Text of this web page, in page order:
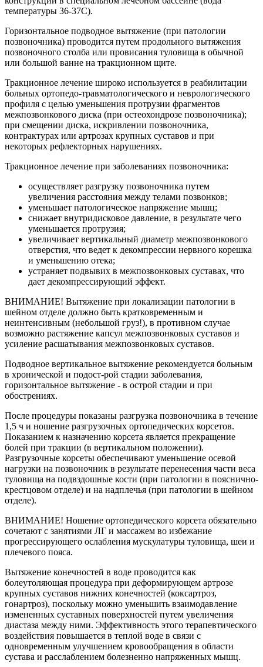
температуры 36-37С).
Горизонтальное подводное вытяжение (при патологии
позвоночника) проводится путем продольного вытяжения
позвоночного столба или провисания туловища в обычной
или большой ванне на тракционном щите.
Тракционное лечение широко используется в реабилитации
больных ортопедо-травматологического и неврологического
профиля с целью уменьшения протрузии фрагментов
межпозвонкового диска (при остеохондрозе позвоночника);
при смещении диска, искривлении позвоночника,
контрактурах или артрозах крупных суставов и при
некоторых рефлекторных нарушениях.
Тракционное лечение при заболеваниях позвоночника:
осуществляет разгрузку позвоночника путем
увеличения расстояния между телами позвонков;
уменьшает патологическое напряжение мышц;
снижает внутридисковое давление, в результате чего
уменьшается протрузия;
увеличивает вертикальный диаметр межпозвонкового
отверстия, что ведет к декомпрессии нервного корешка
и уменьшению отека;
устраняет подвывих в межпозвонковых суставах, что
дает декомпрессирующий эффект.
ВНИМАНИЕ! Вытяжение при локализации патологии в
шейном отделе должно быть кратковременным и
неинтенсивным (небольшой груз!), в противном случае
возможно растяжение капсул межпозвонковых суставов и
усиление расшатывания межпозвонковых суставов.
Подводное вертикальное вытяжение рекомендуется больным
в хронической и подост-рой стадии заболевания,
горизонтальное вытяжение - в острой стадии и при
обострениях.
После процедуры показаны разгрузка позвоночника в течение
1,5 ч и ношение разгрузочных ортопедических корсетов.
Показанием к назначению корсета является прекращение
болей при тракции (в вертикальном положении).
Разгрузочные корсеты обеспечивают уменьшение осевой
нагрузки на позвоночник в результате перенесения части веса
туловища на подвздошные кости (при патологии в пояснично-
крестцовом отделе) и на надплечья (при патологии в шейном
отделе).
ВНИМАНИЕ! Ношение ортопедического корсета обязательно
сочетают с занятиями ЛГ и массажем во избежание
прогрессирующего ослабления мускулатуры туловища, шеи и
плечевого пояса.
Вытяжение конечностей в воде проводится как
болеутоляющая процедура при деформирующем артрозе
крупных суставов нижних конечностей (коксартроз,
гонартроз), поскольку можно уменьшить взаимодавление
измененных суставных поверхностей путем увеличения
диастаза между ними. Эффективность этого терапевтического
воздействия повышается в теплой воде в связи с
одновременным улучшением кровообращения в области
сустава и расслаблением болезненно напряженных мышц.